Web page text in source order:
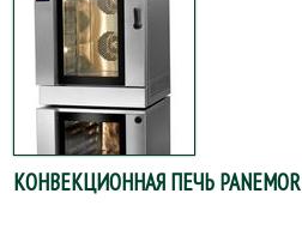
КОНВЕКЦИОННАЯ ПЕЧЬ PANEMOR